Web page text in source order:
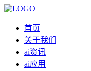
首页
关于我们
ai资讯
ai应用